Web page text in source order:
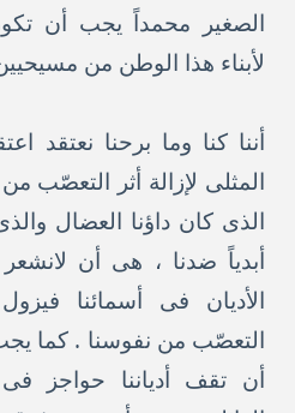
الصغير محمداً يجب أن
لأبناء هذا الوطن من
أننا كنا وما برحنا نعتقد
المثلى لإزالة أثر التعصّب
الذى كان داؤنا العضال
أبدياً ضدنا ، هى أن لانشعر
الأديان فى أسمائنا
التعصّب من نفوسنا . كما
أن تقف أدياننا حواجز